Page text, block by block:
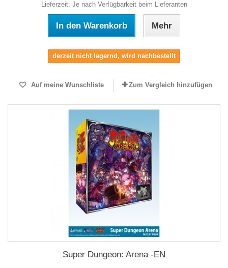
Lieferzeit: Je nach Verfügbarkeit beim Lieferanten
In den Warenkorb Mehr
derzeit nicht lagernd, wird nachbestellt
Auf meine Wunschliste Zum Vergleich hinzufügen
Super Dungeon: Arena -EN